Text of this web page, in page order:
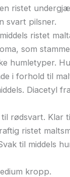
ristet
svart pilsner.
ristet
som
humletyper.
i forhold til
Diacetyl
rødsvart. Klar
ristet
til middels
kropp.